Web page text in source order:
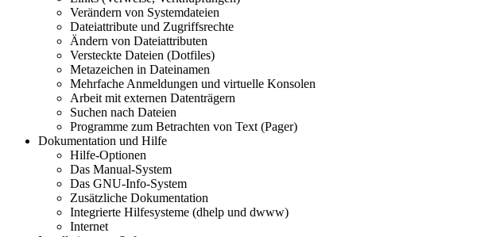
Verändern von Systemdateien
Dateiattribute und Zugriffsrechte
Ändern von Dateiattributen
Versteckte Dateien (Dotfiles)
Metazeichen in Dateinamen
Mehrfache Anmeldungen und virtuelle Konsolen
Arbeit mit externen Datenträgern
Suchen nach Dateien
Programme zum Betrachten von Text (Pager)
Dokumentation und Hilfe
Hilfe-Optionen
Das Manual-System
Das GNU-Info-System
Zusätzliche Dokumentation
Integrierte Hilfesysteme (dhelp und dwww)
Internet